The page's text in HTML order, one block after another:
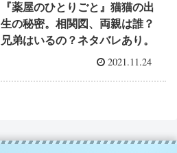
『薬屋のひとりごと』猫猫の出
生の秘密。相関図、両親は誰？
兄弟はいるの？ネタバレあり。
2021.11.24